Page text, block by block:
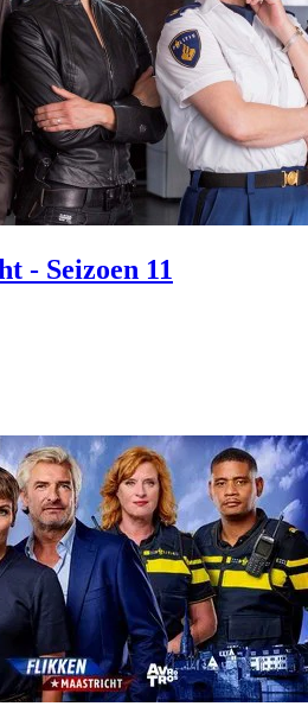
- Seizoen 11